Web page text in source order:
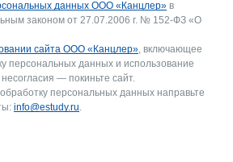
данных ООО «Канцлер» в
законом от 27.07.2006 г. № 152-ФЗ «О
сайта ООО «Канцлер», включающее
персональных данных и использование
— покиньте сайт.
персональных данных направьте
info@estudy.ru.